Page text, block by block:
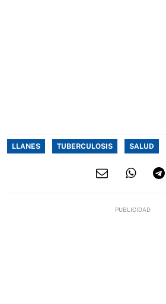
LLANES TUBERCULOSIS SALUD